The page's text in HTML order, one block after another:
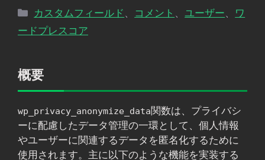
カ
テ
ー
カスタムフィールド コメント 、ユーザー
ワ
ードプレスコア
概要
wp_privacy_anonymize_data関数は、プライバシ
ーに配慮したデータ管理の一環として、個人情報
やユーザーに関連するデータを匿名化するために
使用されます。主に以下のような機能を実装する